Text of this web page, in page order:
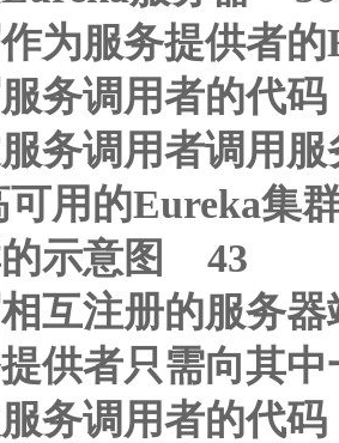
为服务提供者
务调用者的代
务调用者调用
可用的Eureka集
示意图 43
互注册的服务
供者只需向其
务调用者的代